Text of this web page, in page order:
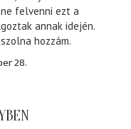
felvenni ezt a
annak idején.
hozzám.
28.